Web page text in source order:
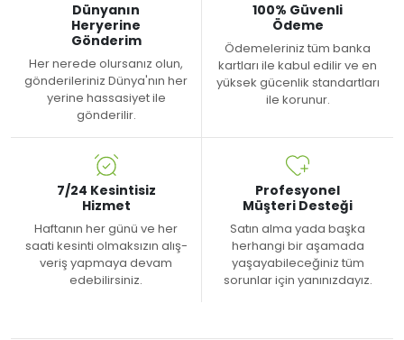
Dünyanın
Heryerine
Gönderim
Her nerede olursanız olun,
gönderileriniz Dünya'nın her
yerine hassasiyet ile
gönderilir.
100% Güvenli
Ödeme
Ödemeleriniz tüm banka
kartları ile kabul edilir ve en
yüksek gücenlik standartları
ile korunur.
7/24 Kesintisiz
Hizmet
Haftanın her günü ve her
saati kesinti olmaksızın alış-
veriş yapmaya devam
edebilirsiniz.
Profesyonel
Müşteri Desteği
Satın alma yada başka
herhangi bir aşamada
yaşayabileceğiniz tüm
sorunlar için yanınızdayız.